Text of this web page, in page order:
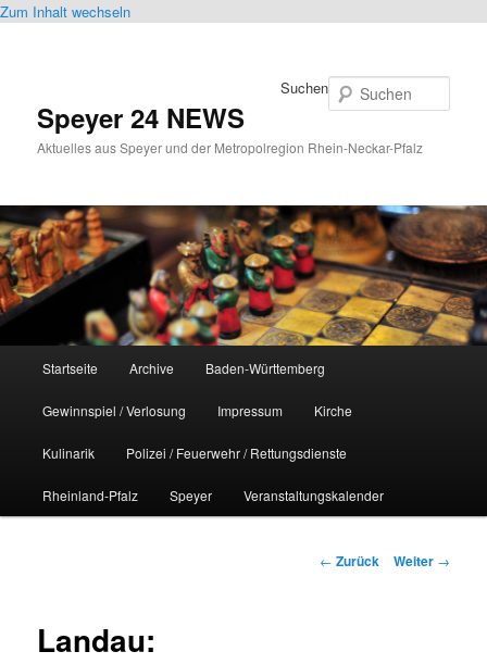
Zum Inhalt wechseln
Speyer 24 NEWS
Aktuelles aus Speyer und der Metropolregion Rhein-Neckar-Pfalz
Suchen
Startseite Archive Baden-Württemberg
Gewinnspiel / Verlosung Impressum Kirche
Kulinarik Polizei / Feuerwehr / Rettungsdienste
Rheinland-Pfalz Speyer Veranstaltungskalender
Beitrags-
← Zurück Weiter →
Landau: